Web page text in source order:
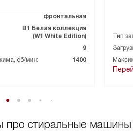
фронтальная
В1 Белая коллекция
(W1 White Edition)
9
об/мин:
1400
Тип
про стиральные машины